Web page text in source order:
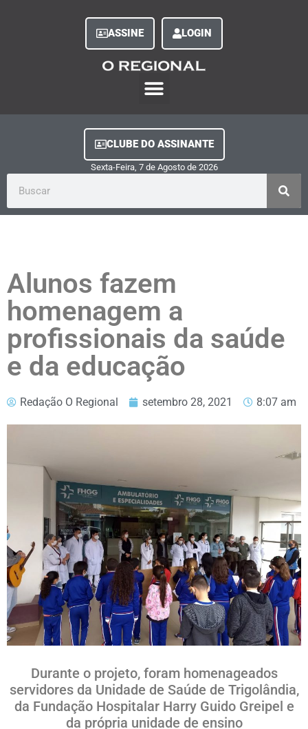
ASSINE LOGIN
CLUBE DO ASSINANTE
Sexta-Feira, 7de Agostode 2026
Alunos fazem
homenagem a
profissionais da saúde
e da educação
Redação O Regional setembro 28, 2021 8:07 am
Durante o projeto, foram homenageados
servidores da Unidade de Saúde de Trigolândia,
da Fundação Hospitalar Harry Guido Greipel e
da própria unidade de ensino